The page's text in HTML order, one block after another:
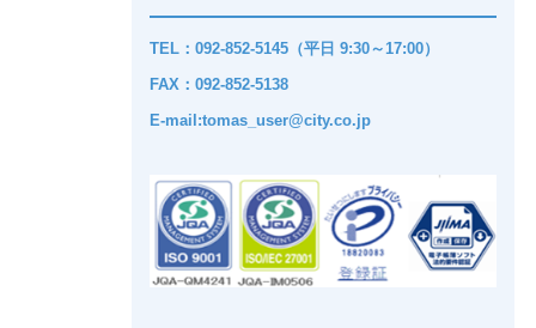
TEL：092-852-5145（平日 9:30～17:00）
FAX：092-852-5138
E-mail:tomas_user@city.co.jp